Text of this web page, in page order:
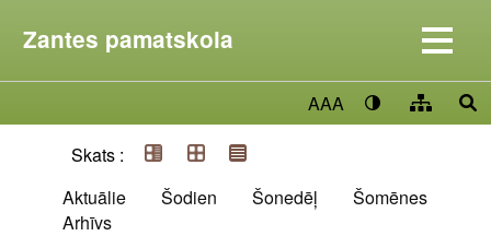
Zantes pamatskola
AAA
Skats :
Aktuālie
Šodien Šonedēļ
Šomēnes
Arhīvs